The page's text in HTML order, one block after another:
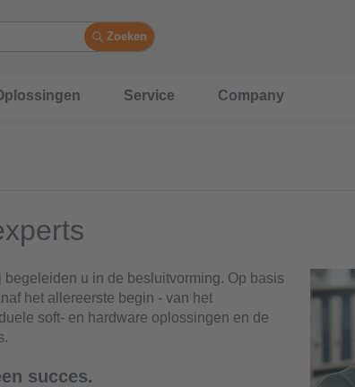
Zoeken
Service Company
u in de besluitvorming. Op basis
het allereerste begin - van het
soft- en hardware oplossingen en de
succes.